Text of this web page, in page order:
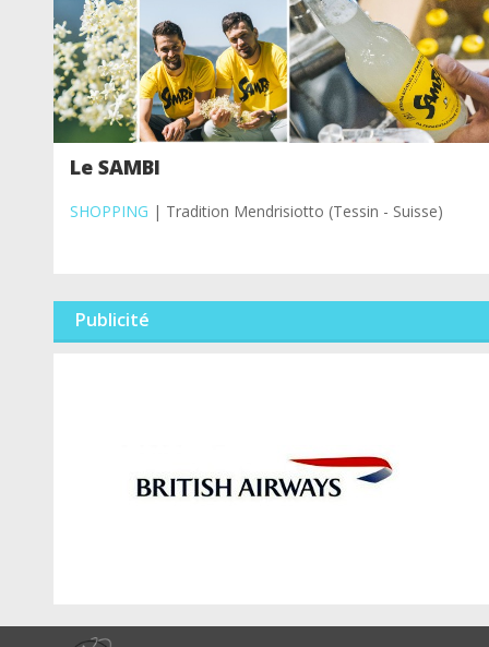
Le SAMBI
SHOPPING | Tradition Mendrisiotto (Tessin - Suisse)
Publicité